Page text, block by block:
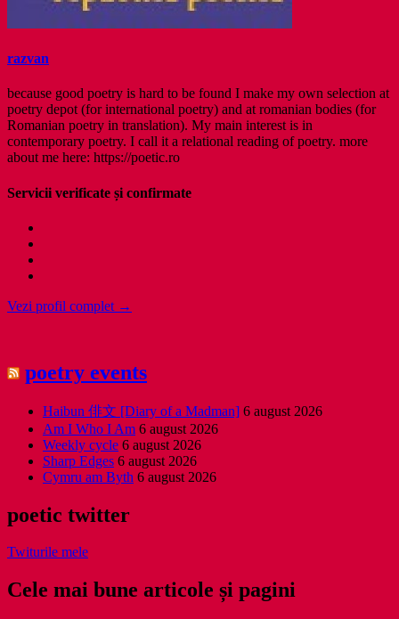
razvan
because good poetry is hard to be found I make my own selection at
poetry depot (for international poetry) and at romanian bodies (for
Romanian poetry in translation). My main interest is in
contemporary poetry. I call it a relational reading of poetry. more
about me here: https://poetic.ro
Servicii verificate și confirmate
Vezi profil complet →
poetry events
Haibun 俳文 [Diary of a Madman] 6 august 2026
Am I Who I Am 6 august 2026
Weekly cycle 6 august 2026
Sharp Edges 6 august 2026
Cymru am Byth 6 august 2026
poetic twitter
Twiturile mele
Cele mai bune articole și pagini